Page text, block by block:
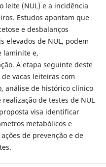
leite (NUL) e a incidência
Estudos apontam que
e desbalanços
elevados de NUL, podem
laminite e,
A etapa seguinte deste
vacas leiteiras com
análise de histórico clínico
de testes de NUL
visa identificar
metabólicos e
de prevenção e de